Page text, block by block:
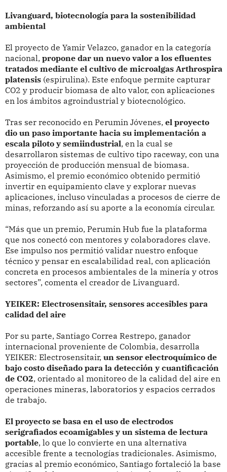
Livanguard, biotecnología para la sostenibilidad
ambiental
El proyecto de Yamir Velazco, ganador en la categoría
nacional, propone dar un nuevo valor a los efluentes
tratados mediante el cultivo de microalgas Arthrospira
platensis(espirulina). Este enfoque permite capturar
CO2 y producir biomasa de alto valor, con aplicaciones
en los ámbitos agroindustrial y biotecnológico.
Tras ser reconocido en Perumin Jóvenes, el proyecto
dio un paso importante hacia su implementación a
escala piloto y semiindustrial, en la cual se
desarrollaron sistemas de cultivo tipo raceway, con una
proyección de producción mensual de biomasa.
Asimismo, el premio económico obtenido permitió
invertir en equipamiento clave y explorar nuevas
aplicaciones, incluso vinculadas a procesos de cierre de
minas, reforzando así su aporte a la economía circular.
“Más que un premio, Perumin Hub fue la plataforma
que nos conectó con mentores y colaboradores clave.
Ese impulso nos permitió validar nuestro enfoque
técnico y pensar en escalabilidad real, con aplicación
concreta en procesos ambientales de la minería y otros
sectores”, comenta el creador de Livanguard.
YEIKER: Electrosensitair, sensores accesibles para
calidad del aire
Por su parte, Santiago Correa Restrepo, ganador
internacional proveniente de Colombia, desarrolla
YEIKER: Electrosensitair, un sensor electroquímico de
bajo costo diseñado para la detección y cuantificación
de CO2, orientado al monitoreo de la calidad del aire en
operaciones mineras, laboratorios y espacios cerrados
de trabajo.
El proyecto se basa en el uso de electrodos
serigrafiados ecoamigables y un sistema de lectura
portable, lo que lo convierte en una alternativa
accesible frente a tecnologías tradicionales. Asimismo,
gracias al premio económico, Santiago fortaleció la base